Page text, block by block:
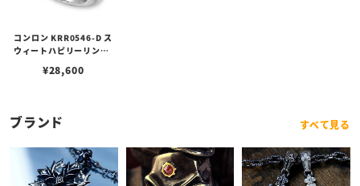
コンロン KRR0546-D ス
ウィートハピリーリング/
¥28,600
ブランド すべて見る